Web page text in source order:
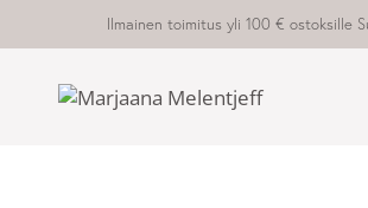
Ilmainen toimitus yli 100 € ostoksille